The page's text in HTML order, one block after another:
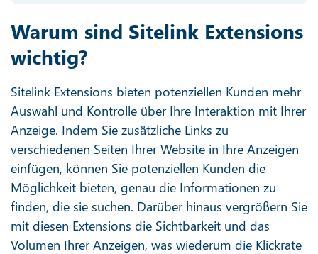
Warum sind Sitelink Extensions
wichtig?
Sitelink Extensions bieten potenziellen Kunden mehr
Auswahl und Kontrolle über Ihre Interaktion mit Ihrer
Anzeige. Indem Sie zusätzliche Links zu
verschiedenen Seiten Ihrer Website in Ihre Anzeigen
einfügen, können Sie potenziellen Kunden die
Möglichkeit bieten, genau die Informationen zu
finden, die sie suchen. Darüber hinaus vergrößern Sie
mit diesen Extensions die Sichtbarkeit und das
Volumen Ihrer Anzeigen, was wiederum die Klickrate